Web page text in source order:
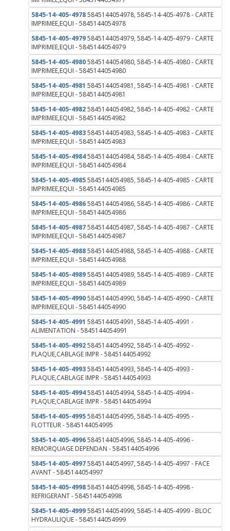
5845-14-405-49785845144054978, 5845-14-405-4978 - CARTE
IMPRIMEE,EQUI - 5845144054978
5845-14-405-49795845144054979, 5845-14-405-4979 - CARTE
IMPRIMEE,EQUI - 5845144054979
5845-14-405-49805845144054980, 5845-14-405-4980 - CARTE
IMPRIMEE,EQUI - 5845144054980
5845-14-405-4981 5845144054981, 5845-14-405-4981 - CARTE
IMPRIMEE,EQUI - 5845144054981
5845-14-405-49825845144054982, 5845-14-405-4982 - CARTE
IMPRIMEE,EQUI - 5845144054982
5845-14-405-49835845144054983, 5845-14-405-4983 - CARTE
IMPRIMEE,EQUI - 5845144054983
5845-14-405-49845845144054984, 5845-14-405-4984 - CARTE
IMPRIMEE,EQUI - 5845144054984
5845-14-405-49855845144054985, 5845-14-405-4985 - CARTE
IMPRIMEE,EQUI - 5845144054985
5845-14-405-49865845144054986, 5845-14-405-4986 - CARTE
IMPRIMEE,EQUI - 5845144054986
5845-14-405-49875845144054987, 5845-14-405-4987 - CARTE
IMPRIMEE,EQUI - 5845144054987
5845-14-405-49885845144054988, 5845-14-405-4988 - CARTE
IMPRIMEE,EQUI - 5845144054988
5845-14-405-49895845144054989, 5845-14-405-4989 - CARTE
IMPRIMEE,EQUI - 5845144054989
5845-14-405-49905845144054990, 5845-14-405-4990 - CARTE
IMPRIMEE,EQUI - 5845144054990
5845-14-405-4991 5845144054991, 5845-14-405-4991 -
ALIMENTATION - 5845144054991
5845-14-405-49925845144054992, 5845-14-405-4992 -
PLAQUE,CABLAGE IMPR - 5845144054992
5845-14-405-49935845144054993, 5845-14-405-4993 -
PLAQUE,CABLAGE IMPR - 5845144054993
5845-14-405-49945845144054994, 5845-14-405-4994 -
PLAQUE,CABLAGE IMPR - 5845144054994
5845-14-405-49955845144054995, 5845-14-405-4995 -
FLOTTEUR - 5845144054995
5845-14-405-49965845144054996, 5845-14-405-4996 -
REMORQUAGE DEPENDAN - 5845144054996
5845-14-405-49975845144054997, 5845-14-405-4997 - FACE
AVANT - 5845144054997
5845-14-405-49985845144054998, 5845-14-405-4998 -
REFRIGERANT - 5845144054998
5845-14-405-49995845144054999, 5845-14-405-4999 - BLOC
HYDRAULIQUE - 5845144054999